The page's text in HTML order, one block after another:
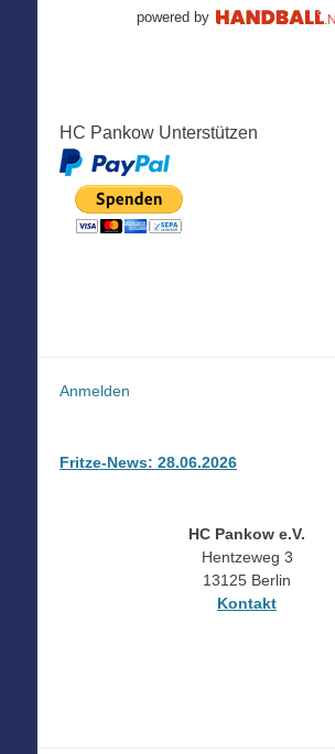
powered by
HC Pankow Unterstützen
Anmelden
Fritze-News: 28.06.2026
HC Pankow e.V.
Hentzeweg 3
13125 Berlin
Kontakt